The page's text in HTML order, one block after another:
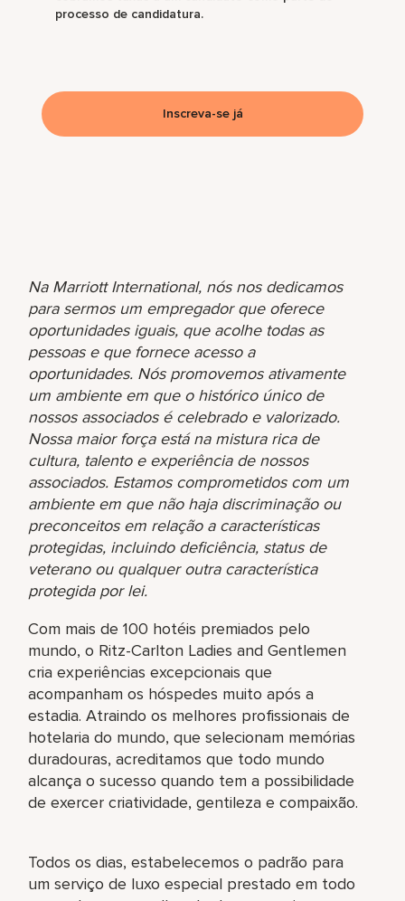
Na Marriott International, nós nos dedicamos
para sermos um empregador que oferece
oportunidades iguais, que acolhe todas as
pessoas e que fornece acesso a
oportunidades. Nós promovemos ativamente
um ambiente em que o histórico único de
nossos associados é celebrado e valorizado.
Nossa maior força está na mistura rica de
cultura, talento e experiência de nossos
associados. Estamos comprometidos com um
ambiente em que não haja discriminação ou
preconceitos em relação a características
protegidas, incluindo deficiência, status de
veterano ou qualquer outra característica
protegida por lei.
Com mais de 100 hotéis premiados pelo
mundo, o Ritz-Carlton Ladies and Gentlemen
cria experiências excepcionais que
acompanham os hóspedes muito após a
estadia. Atraindo os melhores profissionais de
hotelaria do mundo, que selecionam memórias
duradouras, acreditamos que todo mundo
alcança o sucesso quando tem a possibilidade
de exercer criatividade, gentileza e compaixão.
Todos os dias, estabelecemos o padrão para
um serviço de luxo especial prestado em todo
processo de candidatura.
Inscreva-se já